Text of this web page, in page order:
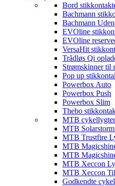
Bord
Bachmann
Bachmann
EVOline
EVOline
VersaHit
Trådløs Qi
Strømskinner til
Pop up
Powerbox Auto
Powerbox Push
Powerbox Slim
Thebo
MTB cykellygter
MTB
MTB Trustfire
MTB
MTB
MTB Xeccon
MTB Xeccon
Godkendte